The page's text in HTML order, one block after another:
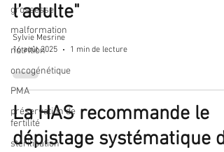
grossesse
malformation
nutrition
oncogénétique
PMA
préservation de
fertilité
stérilisation
l’adulte"
Sylvie Mesrine
16 août 2025
1 min de lecture
La HAS recommande le
dépistage systématique de